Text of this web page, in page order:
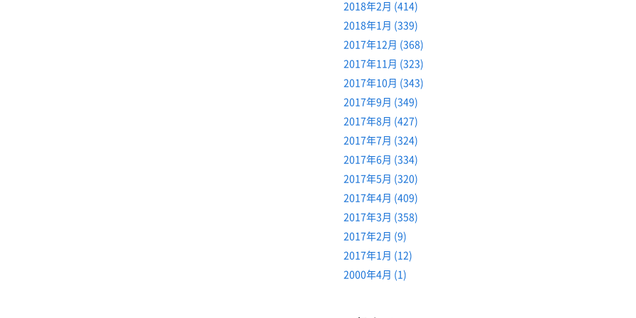
2018年2月 (414)
2018年1月 (339)
2017年12月 (368)
2017年11月 (323)
2017年10月 (343)
2017年9月 (349)
2017年8月 (427)
2017年7月 (324)
2017年6月 (334)
2017年5月 (320)
2017年4月 (409)
2017年3月 (358)
2017年2月 (9)
2017年1月 (12)
2000年4月 (1)